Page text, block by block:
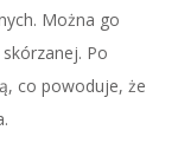
Można go
Po
co powoduje, że